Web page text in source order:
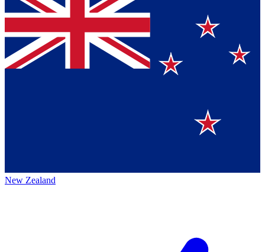
New Zealand